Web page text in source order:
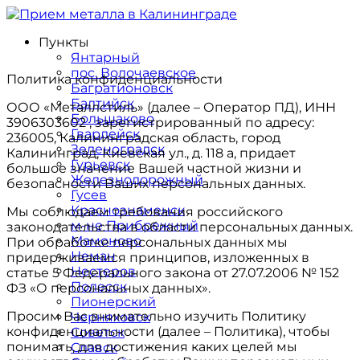
Пункты
Янтарный
пос. Волочаевское
Багратионовск
Балтийск
Большаково
Гвардейск
Зеленоградск
Гурьевск
Железнодорожный
Гусев
Краснознаменск
м-не Прибрежный
Мамоново
Неман
Нестеров
Полесск
Пионерский
Черняховск
Советск
Славск
Политика конфиденциальности
ООО «Металлстиль» (далее – Оператор ПД), ИНН
3906303602 , зарегистрированный по адресу:
236005, Калининградская область, город
Калининград, Киевская ул., д. 118 а, придает
большое значение Вашей частной жизни и
безопасности Ваших персональных данных.
Мы соблюдаем требования российского
законодательства в области персональных данных.
При обработке персональных данных мы
придерживаемся принципов, изложенных в
статье 5 Федерального закона от 27.07.2006 № 152
ФЗ «О персональных данных».
Просим Вас внимательно изучить Политику
конфиденциальности (далее – Политика), чтобы
понимать, для достижения каких целей мы